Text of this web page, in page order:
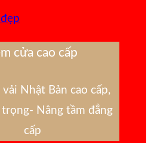
cửa cao cấp
Nhật Bản cao cấp,
trọng- Nâng tầm đẳng
cấp